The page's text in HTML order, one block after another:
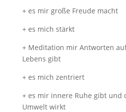
+ es mir große Freude macht
+ es mich stärkt
+ Meditation mir Antworten
Lebens gibt
+ es mich zentriert
+ es mir innere Ruhe gibt und
Umwelt wirkt